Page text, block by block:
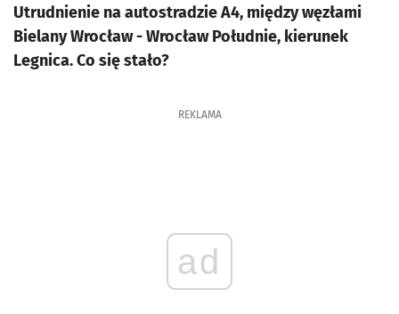
Utrudnienie na autostradzie A4, między węzłami
Bielany Wrocław - Wrocław Południe, kierunek
Legnica. Co się stało?
REKLAMA
ad